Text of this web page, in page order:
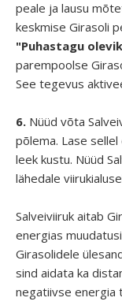
peale ja lausu
keskmise Girasoli
"Puhastagu
parempoolse
See tegevus
6. Nüüd võta
põlema. Lase
leek kustu. Nüüd
lähedale
Salveiviiruk aitab
energias
Girasolidele
sind aidata ka
negatiivse energia